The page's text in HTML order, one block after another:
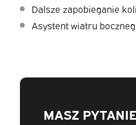
Dalsze zapobieganie
Asystent wiatru
MASZ